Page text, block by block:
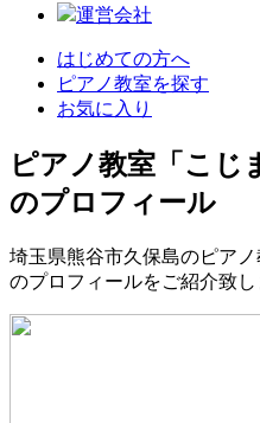
運営会社
はじめての方へ
ピアノ教室を探す
お気に入り
ピアノ教室「こじ
のプロフィール
埼玉県熊谷市久保島のピア
のプロフィールをご紹介致し